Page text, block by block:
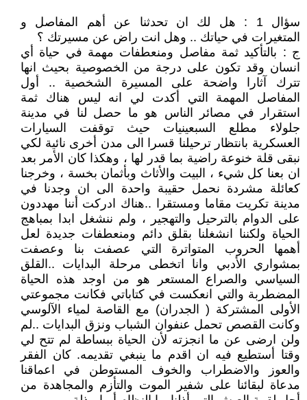
سؤال 1 : هل لك ان تحدثنا عن أهم المفاصل و
المتغيرات في حياتك .. وهل انت راض عن مسيرتك ؟
ج : بالتأكيد ثمة مفاصل ومنعطفات مهمة في حياة أي
انسان وقد تكون على درجة من الخصوصية بحيث انها
تترك آثارا واضحة على المسيرة الشخصية .. أول
المفاصل المهمة التي أكدت لي انه ليس هناك ثمة
استقرار في مصائر الناس هو ما حصل لنا في مدينة
جلولاء مطلع السبعينيات حيث توقفت السيارات
العسكرية بانتظار ترحيلنا قسرا الى مدن أخرى نائية لكي
نبقى قلة خنوعة راضية بما قدر لها ، وهكذا كان الأمر بعد
ان بعنا كل شيء ، البيت والأثاث وبأثمان بخسة ، وخرجنا
كعائلة مشردة نحمل حقيبة واحدة الى ان وجدنا في
مدينة تكريت مقاما ومستقرا ..هناك ادركت أننا مهددون
على الدوام بالترحيل والتهجير ، ولم ننشغل ابدا بمباهج
الحياة ولكننا انشغلنا بقلق دائم ومنعطفات جديدة لعل
أهمها الحروب المتواترة التي عصفت بنا وعصفت
بمشواري الأدبي وانا اتخطى مرحلة البدايات ..القلق
السياسي والصراع المستعر هو من اوجد هذه الحياة
المضطربة والتي انعكست في كتاباتي فكانت مجموعتي
الأولى المشتركة ( الجدران) مع القاصة لمياء الآلوسي
وكانت القصص تحمل عنفوان الشباب ونزق البدايات ..لم
ولن ارضى عن ما انجزته لأن الحياة ببساطة لم تتح لي
وقتا أستطيع فيه ان اقدم ما ينبغي تقديمه. كان الفقر
والعوز والاضطراب والخوف المستوطن في اعماقنا
مدعاة لبقائنا على شفير الموت والتأزم والمجاهدة من